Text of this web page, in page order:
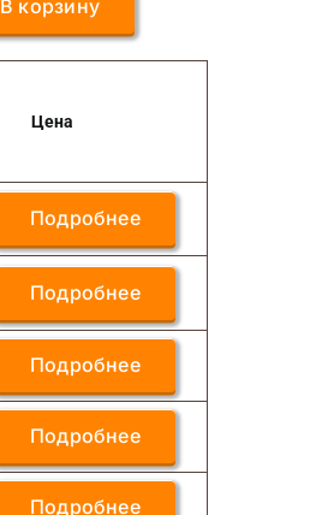
В корзину
Цена
Подробнее
Подробнее
Подробнее
Подробнее
Подробнее